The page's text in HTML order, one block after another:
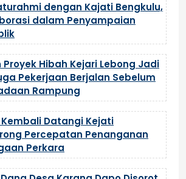
dengan Kajati Bengkulu,
dalam Penyampaian
Hibah Kejari Lebong Jadi
Pekerjaan Berjalan Sebelum
Rampung
Kembali Datangi Kejati
Percepatan Penanganan
Perkara